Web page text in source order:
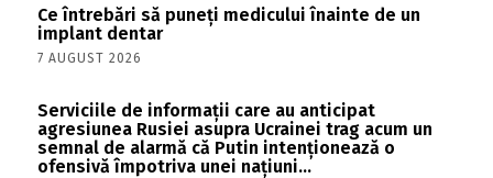
Ce întrebări să puneți medicului înainte de un
implant dentar
7 AUGUST 2026
Serviciile de informații care au anticipat
agresiunea Rusiei asupra Ucrainei trag acum un
semnal de alarmă că Putin intenționează o
ofensivă împotriva unei națiuni...